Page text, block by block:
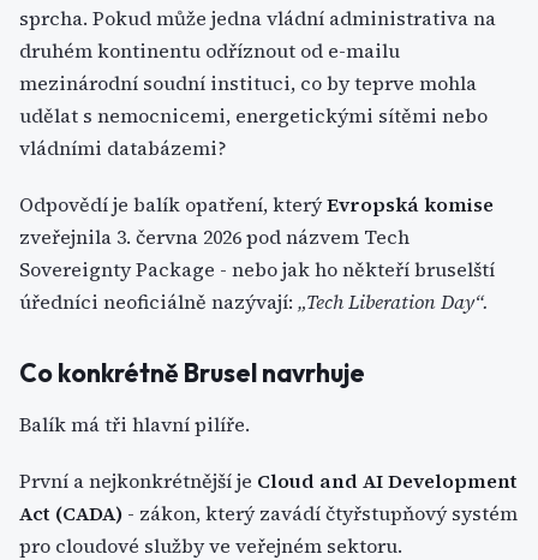
sprcha. Pokud může jedna vládní administrativa na
druhém kontinentu odříznout od e-mailu
mezinárodní soudní instituci, co by teprve mohla
udělat s nemocnicemi, energetickými sítěmi nebo
vládními databázemi?
Odpovědí je balík opatření, kterýEvropská komise
zveřejnila 3. června 2026 pod názvem Tech
Sovereignty Package - nebo jak ho někteří bruselští
úředníci neoficiálně nazývají: „Tech Liberation Day“.
Co konkrétně Brusel navrhuje
Balík má tři hlavní pilíře.
První a nejkonkrétnější je Cloud and AI Development
Act (CADA) - zákon, který zavádí čtyřstupňový systém
pro cloudové služby ve veřejném sektoru.